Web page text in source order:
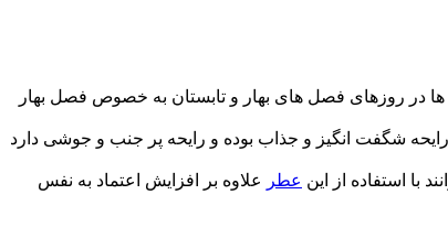
ها در روزهای فصل های بهار و تابستان به خصوص فصل بهار
شگفت انگیز و جذاب بوده و رایحه پر جنب و جوشی دارد
با استفاده از این عطر
علاوه بر افزایش اعتماد به نفس